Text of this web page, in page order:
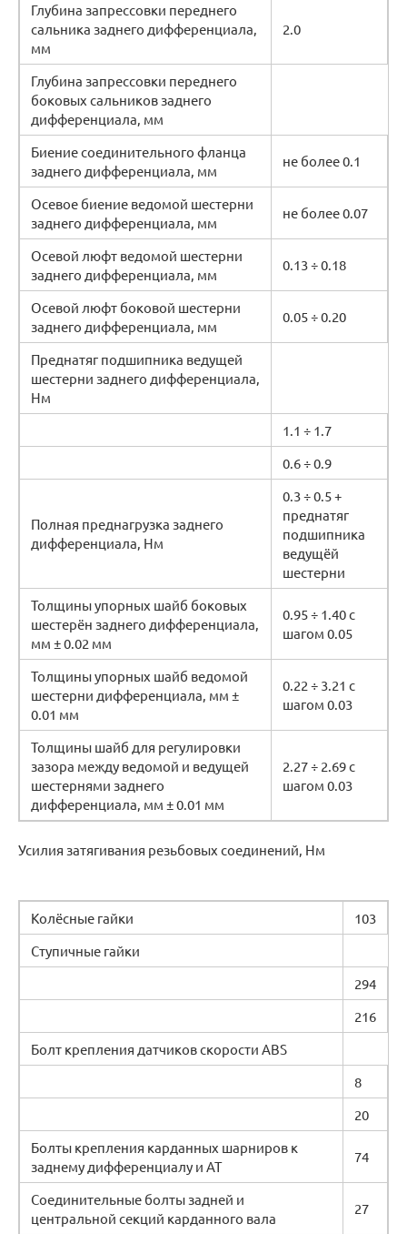
Глубина запрессовки переднего
сальника заднего дифференциала,
мм
2.0
Глубина запрессовки переднего
боковых сальников заднего
дифференциала, мм
Биение соединительного фланца
заднего дифференциала, мм
не более 0.1
Осевое биение ведомой шестерни
заднего дифференциала, мм
не более 0.07
Осевой люфт ведомой шестерни
заднего дифференциала, мм
0.13 ÷ 0.18
Осевой люфт боковой шестерни
заднего дифференциала, мм
0.05 ÷ 0.20
Преднатяг подшипника ведущей
шестерни заднего дифференциала,
Нм
1.1 ÷ 1.7
0.6 ÷ 0.9
Полная преднагрузка заднего
дифференциала, Нм
0.3 ÷ 0.5 +
преднатяг
подшипника
ведущёй
шестерни
Толщины упорных шайб боковых
шестерён заднего дифференциала,
мм ± 0.02 мм
0.95 ÷ 1.40 с
шагом 0.05
Толщины упорных шайб ведомой
шестерни дифференциала, мм ±
0.01 мм
0.22 ÷ 3.21 с
шагом 0.03
Толщины шайб для регулировки
зазора между ведомой и ведущей
шестернями заднего
дифференциала, мм ± 0.01 мм
2.27 ÷ 2.69 с
шагом 0.03
Усилия затягивания резьбовых соединений, Нм
Колёсные гайки
103
Ступичные гайки
294
216
Болт крепления датчиков скорости ABS
8
20
Болты крепления карданных шарниров к
заднему дифференциалу и АТ
74
Соединительные болты задней и
центральной секций карданного вала
27